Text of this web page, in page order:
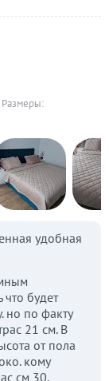
Размеры:
удобная
будет
но по факту
21 см. В
от пола
кому
см 30.